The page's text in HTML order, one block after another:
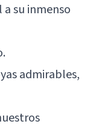
su inmenso
admirables,